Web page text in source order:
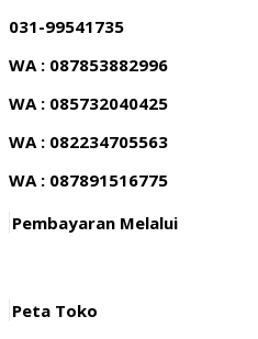
031-99541735
WA : 087853882996
WA : 085732040425
WA : 082234705563
WA : 087891516775
Pembayaran Melalui
Peta Toko